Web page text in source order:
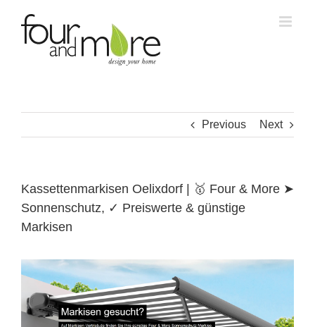
content
Previous Next
Kassettenmarkisen Oelixdorf | 🥇 Four & More ➤
Sonnenschutz, ✓ Preiswerte & günstige
Markisen